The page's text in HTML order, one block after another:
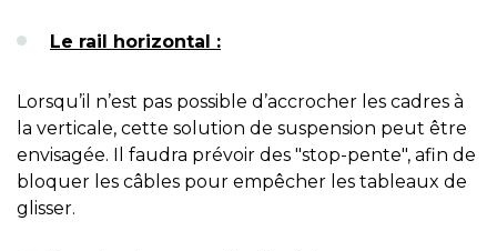
Le rail horizontal :
Lorsqu’il n’est pas possible d’accrocher les cadres à
la verticale, cette solution de suspension peut être
envisagée. Il faudra prévoir des "stop-pente", afin de
bloquer les câbles pour empêcher les tableaux de
glisser.